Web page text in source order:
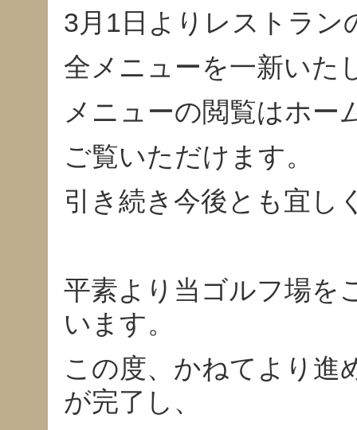
3月1日よりレストラン
全メニューを一新いた
メニューの閲覧はホー
ご覧いただけます。
引き続き今後とも宜し
平素より当ゴルフ場を
います。
この度、かねてより進
が完了し、